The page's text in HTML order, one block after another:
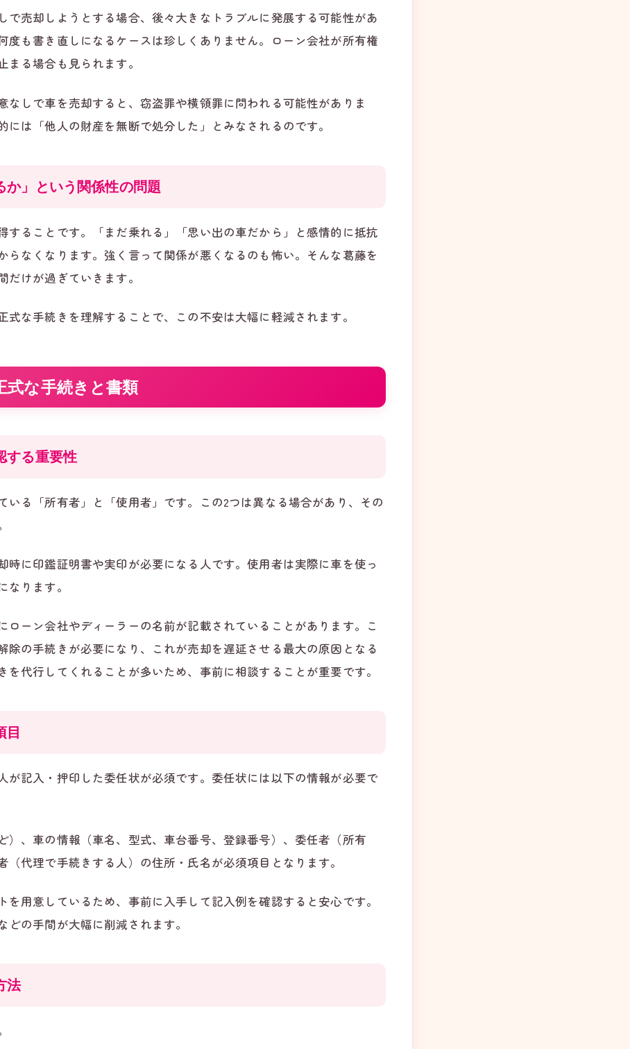
で売却しようとする場合、後々大きなトラブルに発展する可能性があ
度も書き直しになるケースは珍しくありません。ローン会社が所有権
る場合も見られます。
なしで車を売却すると、窃盗罪や横領罪に問われる可能性がありま
は「他人の財産を無断で処分した」とみなされるのです。
か」という関係性の問題
することです。「まだ乗れる」「思い出の車だから」と感情的に抵抗
らなくなります。強く言って関係が悪くなるのも怖い。そんな葛藤を
けが過ぎていきます。
な手続きを理解することで、この不安は大幅に軽減されます。
式な手続きと書類
する重要性
いる「所有者」と「使用者」です。この2つは異なる場合があり、その
に印鑑証明書や実印が必要になる人です。使用者は実際に車を使っ
ります。
ローン会社やディーラーの名前が記載されていることがあります。こ
除の手続きが必要になり、これが売却を遅延させる最大の原因となる
代行してくれることが多いため、事前に相談することが重要です。
目
が記入・押印した委任状が必須です。委任状には以下の情報が必要で
）、車の情報（車名、型式、車台番号、登録番号）、委任者（所有
代理で手続きする人）の住所・氏名が必須項目となります。
用意しているため、事前に入手して記入例を確認すると安心です。
の手間が大幅に削減されます。
法